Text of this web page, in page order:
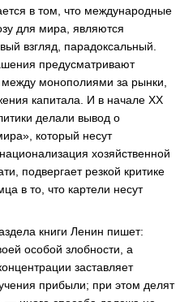
в том, что международные
для мира, являются
взгляд, парадоксальный.
предусматривают
монополиями за рынки,
капитала. И в начале ХХ
делали вывод о
который несут
хозяйственной
подвергает резкой критике
в то, что картели несут
книги Ленин пишет:
особой злобности, а
заставляет
прибыли; при этом делят